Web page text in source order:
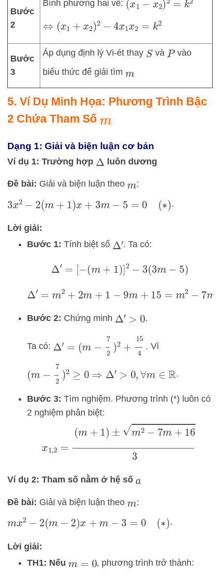
Bước
2
Bình phương hai vế: (x1 −x 2)2=k2
⇔ x1+x2)2− 4x 1x2=k 2
Bước
3
Áp dụng định lý Vi-ét thay Svà P vào
biểu thức để giải tìm m
5. Ví Dụ Minh Họa: Phương Trình Bậc
2 Chứa Tham Số m
Dạng 1: Giải và biện luận cơ bản
Ví dụ 1: Trường hợp Δ luôn dương
Đề bài: Giải và biện luận theo m:
3x2 −2(m+ 1) x+3 m−5= 0( ∗ .
Lời giải:
Bước 1: Tính biệt số Δ′ . Ta có:
Δ =[−(m +1)]2−3 (3m−5)
Δ′=m2+2m+1−9m +15=m2 −7 m+ 16
Bước 2: Chứng minh Δ′>0 .
Ta có: Δ = m− 2+15 4 . Vì
( 2) 2≥ 0 ⇒Δ > 0, ∀ m ∈ R .
Bước 3: Tìm nghiệm. Phương trình (*) luôn có
2 nghiệm phân biệt:
2=( m + 1 )± m2−7 m +16 3
Ví dụ 2: Tham số nằm ở hệ số a
Đề bài: Giải và biện luận theo m:
mx2 −2 (m− 2) x+m −3=0(∗) .
Lời giải:
TH1: Nếu m =0 , phương trình trở thành: